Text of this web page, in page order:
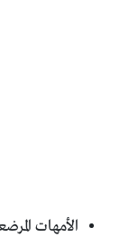
الأمهات